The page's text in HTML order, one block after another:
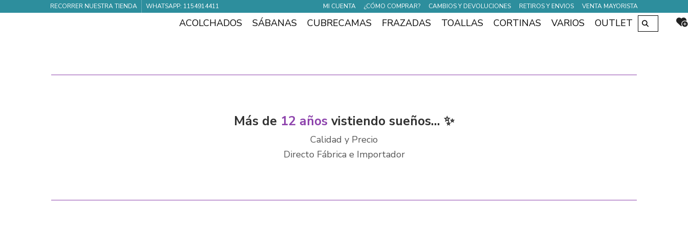
RECORRER NUESTRA TIENDA WHATSAPP: 1154914411 MI CUENTA ¿CÓMO COMPRAR? CAMBIOS Y DEVOLUCIONES RETIROS Y ENVIOS VENTA MAYORISTA
ACOLCHADOS SÁBANAS CUBRECAMAS FRAZADAS TOALLAS CORTINAS VARIOS OUTLET
Buscar
por:
Más de 12 años vistiendo sueños... ✨
Calidad y Precio
Directo Fábrica e Importador